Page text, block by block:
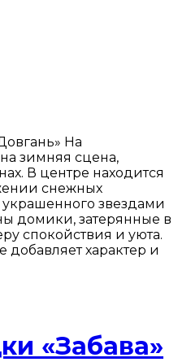
На
зимняя сцена,
В центре находится
снежных
звездами
домики, затерянные в
спокойствия и уюта.
характер и
«Забава»